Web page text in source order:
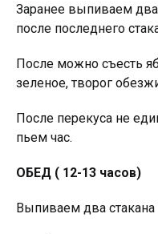
Заранее выпиваем
после последнего
После можно съесть
зеленое, творог
После перекуса не
пьем час.
ОБЕД ( 12-13 часов)
Выпиваем два